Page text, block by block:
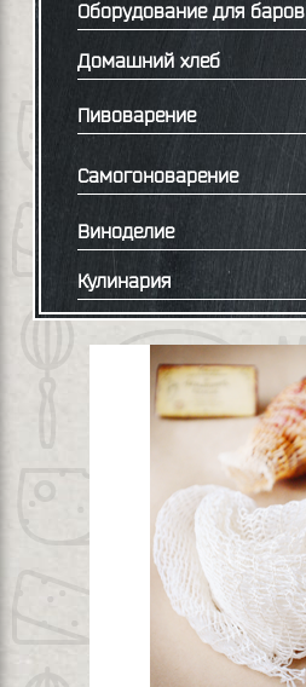
Оборудование для баров
Домашний хлеб
Пивоварение
Самогоноварение
Виноделие
Кулинария